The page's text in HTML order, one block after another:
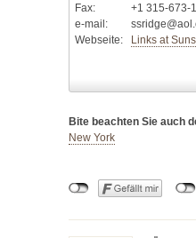
Fax:
+1 315-673-
e-mail:
Webseite:
Links at
Bite beachten Sie auch
New York